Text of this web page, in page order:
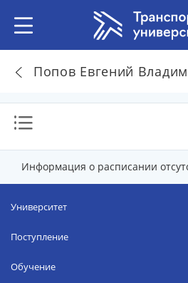
Попов Евгений
Информация о расписании
Университет
Поступление
Обучение